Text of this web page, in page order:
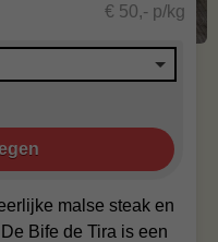
€ 50,- p/kg
malse steak en
Bife de Tira is een